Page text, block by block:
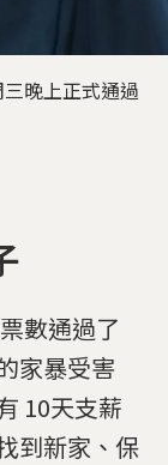
晚上正式通過
數通過了
家暴受害
10天支薪
到新家、保